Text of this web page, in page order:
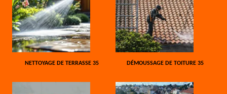
NETTOYAGE DE TERRASSE 35 DÉMOUSSAGE DE TOITURE 35